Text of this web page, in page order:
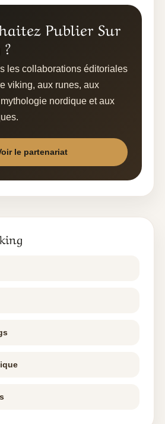
Publier Sur
les collaborations éditoriales
viking, aux runes, aux
nordique et aux
le partenariat